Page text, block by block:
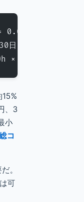
0.09kW
日 = 720時間
× 27円/kWh =
、3
小
コ
。
可